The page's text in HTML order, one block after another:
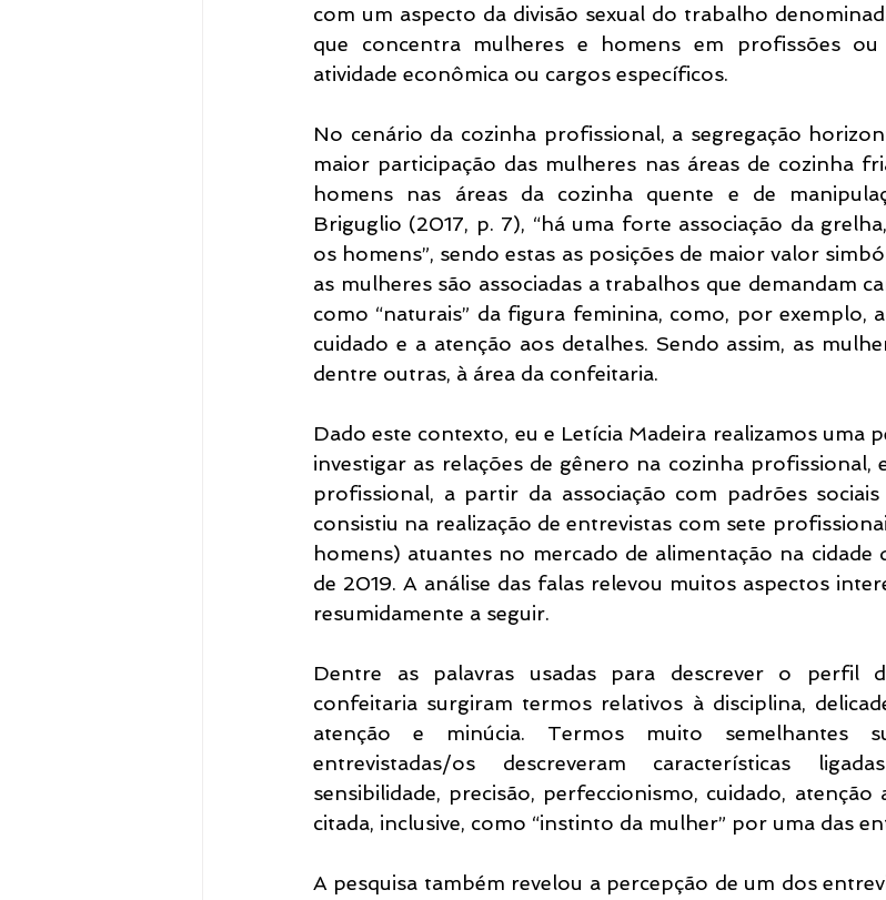
com um aspecto da divisão sexual do trabalho
que concentra mulheres e homens em profissões ou
atividade econômica ou cargos específicos.
No cenário da cozinha profissional, a segregação
maior participação das mulheres nas áreas de cozinha
homens nas áreas da cozinha quente e de
Briguglio (2017, p. 7), “há uma forte associação da
os homens”, sendo estas as posições de maior valor
as mulheres são associadas a trabalhos que demandam
como “naturais” da figura feminina, como, por exemplo,
cuidado e a atenção aos detalhes. Sendo assim, as
dentre outras, à área da confeitaria.
Dado este contexto, eu e Letícia Madeira realizamos uma
investigar as relações de gênero na cozinha profissional,
profissional, a partir da associação com padrões
consistiu na realização de entrevistas com sete
homens) atuantes no mercado de alimentação na
de 2019. A análise das falas relevou muitos aspectos
resumidamente a seguir.
Dentre as palavras usadas para descrever o perfil
confeitaria surgiram termos relativos à disciplina,
atenção e minúcia. Termos muito semelhantes
entrevistadas/os descreveram características
sensibilidade, precisão, perfeccionismo, cuidado, atenção
citada, inclusive, como “instinto da mulher” por uma das
A pesquisa também revelou a percepção de um dos